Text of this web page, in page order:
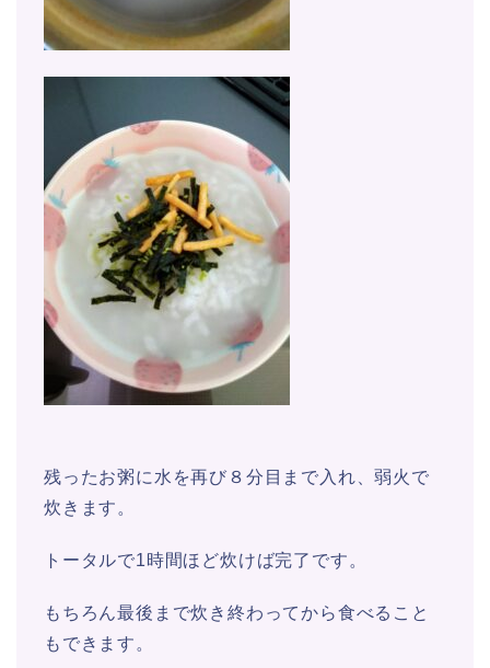
残ったお粥に水を再び８分目まで入れ、弱火で
炊きます。
トータルで1時間ほど炊けば完了です。
もちろん最後まで炊き終わってから食べること
もできます。